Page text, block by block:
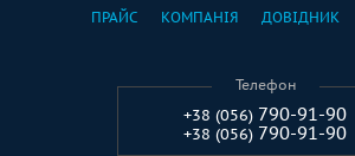
ПРАЙС КОМПАНІЯ ДОВІДНИК
Телефон
+38 (056) 790-91-90
+38 (056) 790-91-90